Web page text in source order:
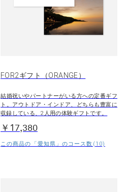
FOR2ギフト（ORANGE）
結婚祝いやパートナーがいる方への定番ギフ
ト。アウトドア・インドア、どちらも豊富に
収録している、2人用の体験ギフトです。
￥17,380
この商品の「愛知県」のコース数(10)